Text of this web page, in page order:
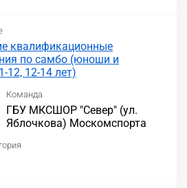
квалификационные
по самбо (юноши и
12, 12-14 лет)
Команда
ГБУ МКСШОР "Север" (ул.
Яблочкова) Москомспорта